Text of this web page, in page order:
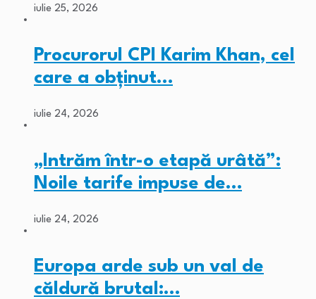
iulie 25, 2026
Procurorul CPI Karim Khan, cel
care a obținut…
iulie 24, 2026
„Intrăm într-o etapă urâtă”:
Noile tarife impuse de…
iulie 24, 2026
Europa arde sub un val de
căldură brutal:…